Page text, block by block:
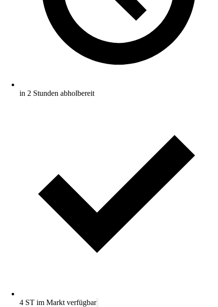
in 2 Stunden abholbereit
4 ST im Markt verfügbar